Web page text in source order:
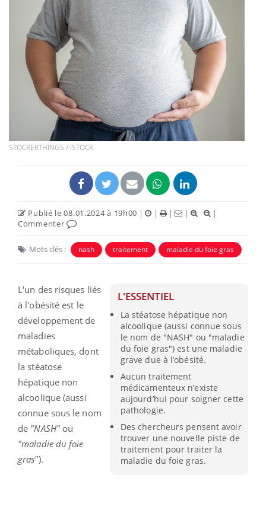
STOCKERTHINGS / ISTOCK.
Publié le 08.01.2024 à 19h00 | | | |
|
Commenter
Mots clés : nash traitement maladie du foie gras
L'ESSENTIEL
La stéatose hépatique non
alcoolique (aussi connue sous
le nom de "NASH" ou "maladie
du foie gras") est une maladie
grave due à l’obésité.
Aucun traitement
médicamenteux n’existe
aujourd’hui pour soigner cette
pathologie.
Des chercheurs pensent avoir
trouver une nouvelle piste de
traitement pour traiter la
maladie du foie gras.
L'un des risques liés
à l'obésité est le
développement de
maladies
métaboliques, dont
la stéatose
hépatique non
alcoolique (aussi
connue sous le nom
de "NASH"ou
"maladie du foie
gras").